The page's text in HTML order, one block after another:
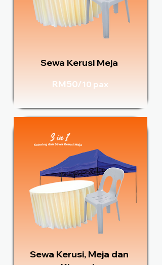
Sewa Kerusi Meja
RM50/10 pax
Sewa Kerusi, Meja dan